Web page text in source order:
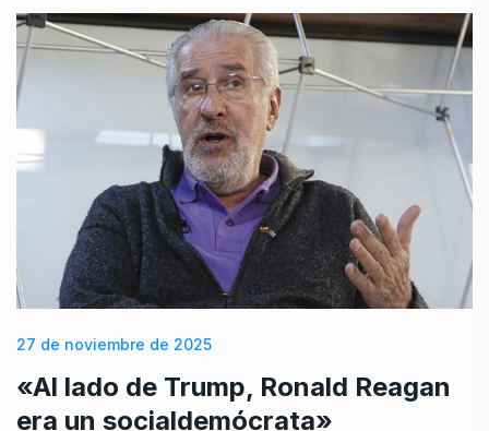
27 de noviembre de 2025
«Al lado de Trump, Ronald Reagan
era un socialdemócrata»